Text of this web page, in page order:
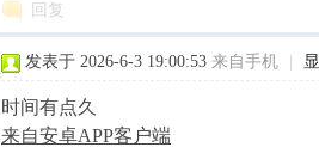
回复
发表于 2026-6-3 19:00:53 来自手机
时间有点久
来自安卓APP客户端